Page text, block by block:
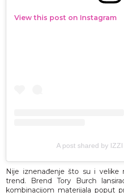
View this post on Instagram
A post shared by
Nije iznenađenje što su i velike
trend. Brend Tory Burch
kombinacijom materijala poput